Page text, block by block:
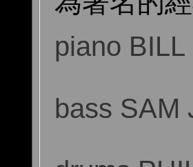
piano
bass SAM